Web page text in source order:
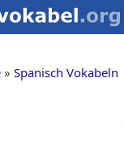
Spanisch Vokabeln